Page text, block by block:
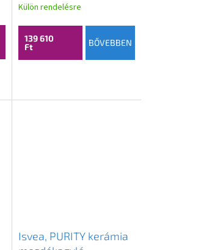
elefántcsont,
10NF02005-2K
Külön rendelésre
139 610
Ft
BŐVEBBEN
Isvea, PURITY kerámia